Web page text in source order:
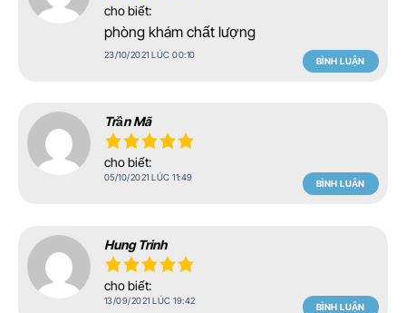
cho biết:
phòng khám chất lượng
23/10/2021 LÚC 00:10
BÌNH LUẬN
Trần Mã
cho biết:
05/10/2021 LÚC 11:49
BÌNH LUẬN
Hung Trinh
cho biết:
13/09/2021 LÚC 19:42
BÌNH LUẬN